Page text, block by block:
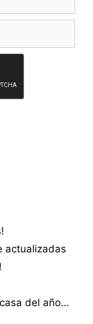
actualizadas
del año…